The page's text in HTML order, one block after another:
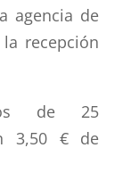
agencia de
recepción
de 25
3,50 € de